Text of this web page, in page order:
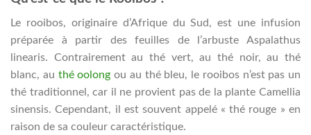
Le rooibos, originaire d’Afrique du Sud, est une infusion
préparée à partir des feuilles de l’arbuste Aspalathus
linearis. Contrairement au thé vert, au thé noir, au thé
blanc, au thé oolong ou au thé bleu, le rooibos n’est pas un
thé traditionnel, car il ne provient pas de la plante Camellia
sinensis. Cependant, il est souvent appelé « thé rouge » en
raison de sa couleur caractéristique.